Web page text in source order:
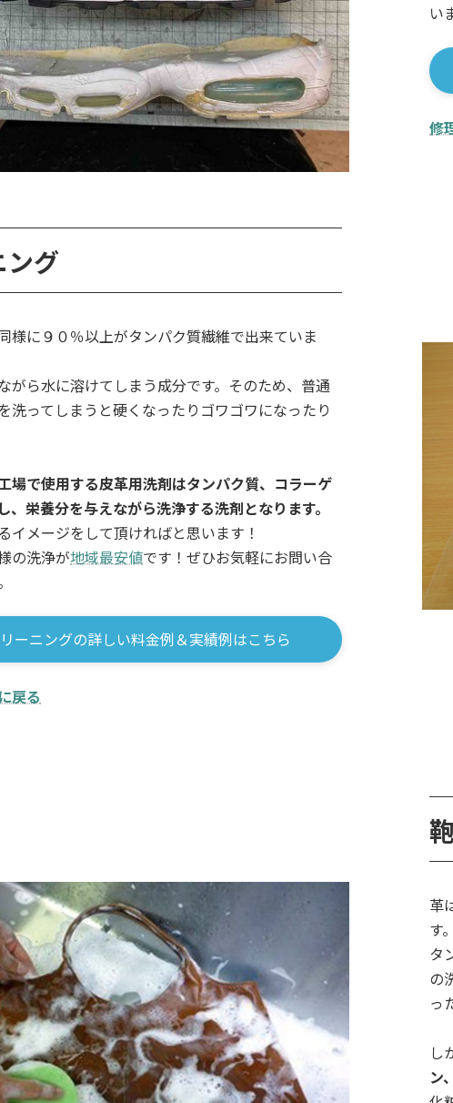
い
修
ング
様に９０％以上がタンパク質繊維で出来ていま
がら水に溶けてしまう成分です。そのため、普通
洗ってしまうと硬くなったりゴワゴワになったり
場で使用する皮革用洗剤はタンパク質、コラーゲ
、栄養分を与えながら洗浄する洗剤となります。
イメージをして頂ければと思います！
の洗浄が地域最安値です！ぜひお気軽にお問い合
ーニングの詳しい料金例＆実績例はこちら
戻る
革
す。
タ
の
っ
し
ン